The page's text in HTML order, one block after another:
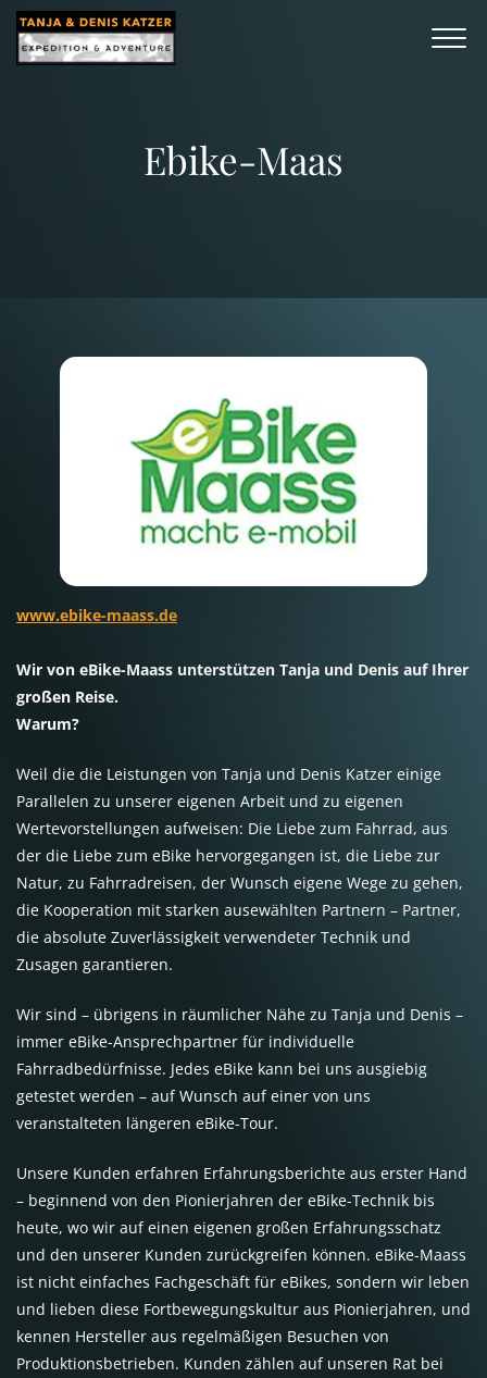
Ebike-Maas
www.ebike-maass.de
Wir von eBike-Maass unterstützen Tanja und Denis auf Ihrer
großen Reise.
Warum?
Weil die die Leistungen von Tanja und Denis Katzer einige
Parallelen zu unserer eigenen Arbeit und zu eigenen
Wertevorstellungen aufweisen: Die Liebe zum Fahrrad, aus
der die Liebe zum eBike hervorgegangen ist, die Liebe zur
Natur, zu Fahrradreisen, der Wunsch eigene Wege zu gehen,
die Kooperation mit starken ausewählten Partnern – Partner,
die absolute Zuverlässigkeit verwendeter Technik und
Zusagen garantieren.
Wir sind – übrigens in räumlicher Nähe zu Tanja und Denis –
immer eBike-Ansprechpartner für individuelle
Fahrradbedürfnisse. Jedes eBike kann bei uns ausgiebig
getestet werden – auf Wunsch auf einer von uns
veranstalteten längeren eBike-Tour.
Unsere Kunden erfahren Erfahrungsberichte aus erster Hand
– beginnend von den Pionierjahren der eBike-Technik bis
heute, wo wir auf einen eigenen großen Erfahrungsschatz
und den unserer Kunden zurückgreifen können. eBike-Maass
ist nicht einfaches Fachgeschäft für eBikes, sondern wir leben
und lieben diese Fortbewegungskultur aus Pionierjahren, und
kennen Hersteller aus regelmäßigen Besuchen von
Produktionsbetrieben. Kunden zählen auf unseren Rat bei